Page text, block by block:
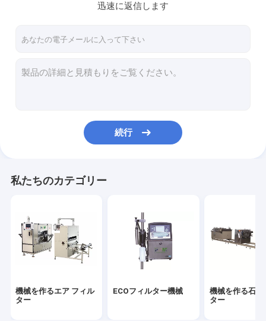
機械をプリーツをつけるナイフ
回転式プリーツをつける機械
フィルター溶接機
HEPAのろ紙
PUのエア フィルター
金属繊維フィルター
迅速に返信します
続行
私たちのカテゴリー
機械を作るエア フィル
ター
ECOフィルター機械
機械を作る石油
ター